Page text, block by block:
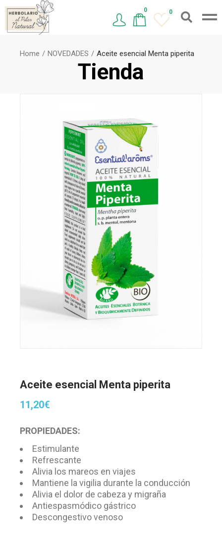
0 0
Tienda
Home NOVEDADES Aceite esencial Menta piperita
Aceite esencial Menta piperita
11,20€
PROPIEDADES:
Estimulante
Refrescante
Alivia los mareos en viajes
Mantiene la vigilia durante la conducción
Alivia el dolor de cabeza y migraña
Antiespasmódico gástrico
Descongestivo venoso